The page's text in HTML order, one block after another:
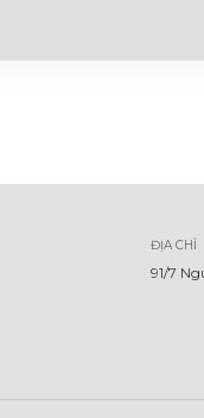
ĐỊA CHỈ
91/7